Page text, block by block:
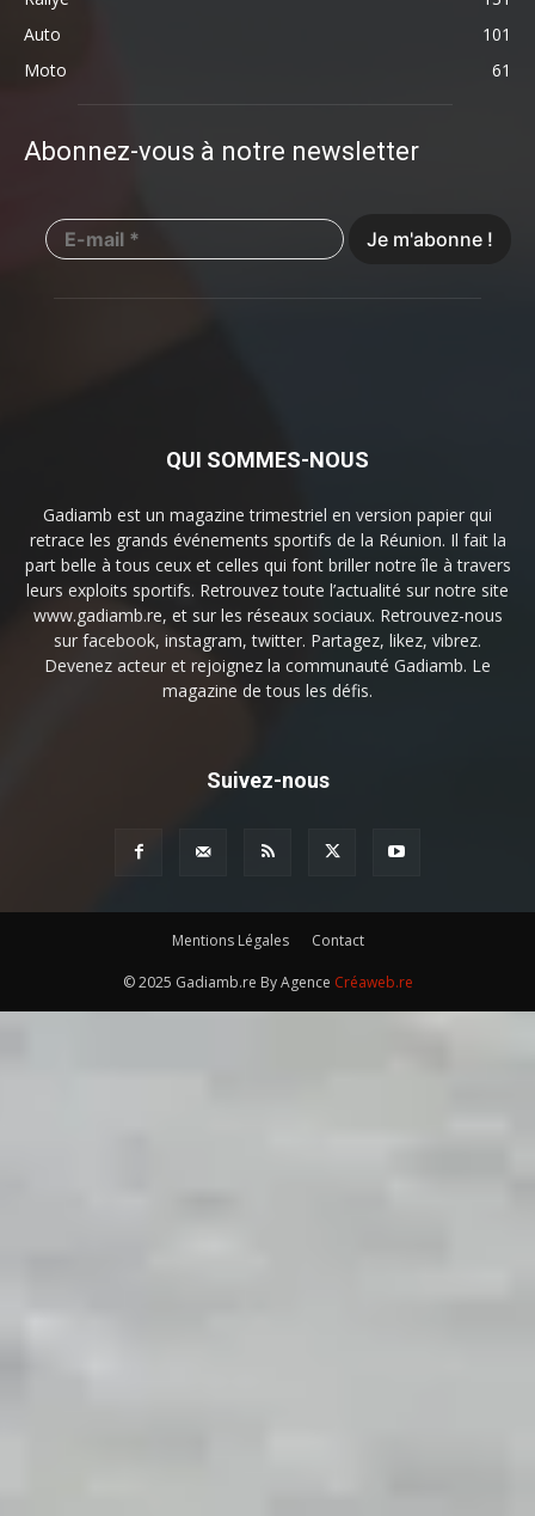
Auto
101
Moto
61
Abonnez-vous à notre newsletter
QUI SOMMES-NOUS
Gadiamb est un magazine trimestriel en version papier qui
retrace les grands événements sportifs de la Réunion. Il fait la
part belle à tous ceux et celles qui font briller notre île à travers
leurs exploits sportifs. Retrouvez toute l’actualité sur notre site
www.gadiamb.re, et sur les réseaux sociaux. Retrouvez-nous
sur facebook, instagram, twitter. Partagez, likez, vibrez.
Devenez acteur et rejoignez la communauté Gadiamb. Le
magazine de tous les défis.
Suivez-nous
Mentions Légales Contact
© 2025 Gadiamb.re By Agence Créaweb.re